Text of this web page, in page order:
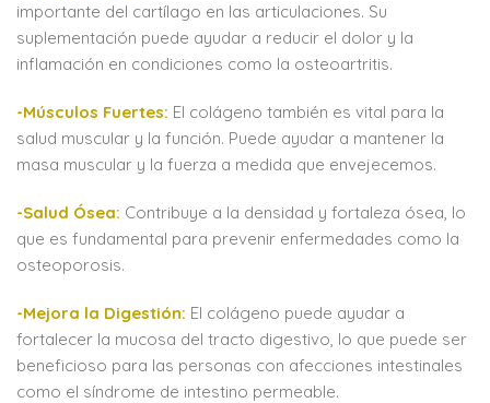
importante del cartílago en las articulaciones. Su
suplementación puede ayudar a reducir el dolor y la
inflamación en condiciones como la osteoartritis.
-Músculos Fuertes: El colágeno también es vital para la
salud muscular y la función. Puede ayudar a mantener la
masa muscular y la fuerza a medida que envejecemos.
-Salud Ósea: Contribuye a la densidad y fortaleza ósea, lo
que es fundamental para prevenir enfermedades como la
osteoporosis.
-Mejora la Digestión: El colágeno puede ayudar a
fortalecer la mucosa del tracto digestivo, lo que puede ser
beneficioso para las personas con afecciones intestinales
como el síndrome de intestino permeable.